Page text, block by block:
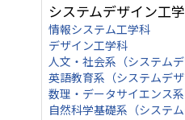
システムデザイン工
情報システム工学科
デザイン工学科
人文・社会系（システムデ
英語教育系（システムデザ
数理・データサイエンス
自然科学基礎系（システム